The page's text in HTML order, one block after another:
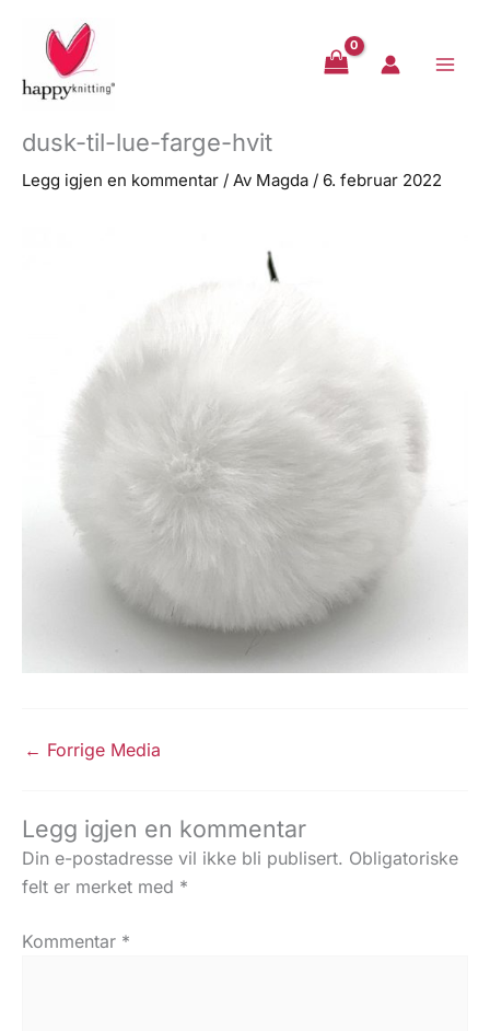
innholdet
dusk-til-lue-farge-hvit
Legg igjen en kommentar / Av Magda / 6. februar 2022
← Forrige Media
Legg igjen en kommentar
Din e-postadresse vil ikke bli publisert. Obligatoriske
felt er merket med *
Kommentar *